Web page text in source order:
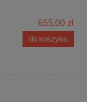
655,00 zł
do koszyka